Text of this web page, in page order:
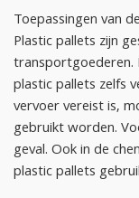
Toepassingen van
Plastic pallets zijn
transportgoederen.
plastic pallets zelfs
vervoer vereist is,
gebruikt worden.
geval. Ook in de
plastic pallets